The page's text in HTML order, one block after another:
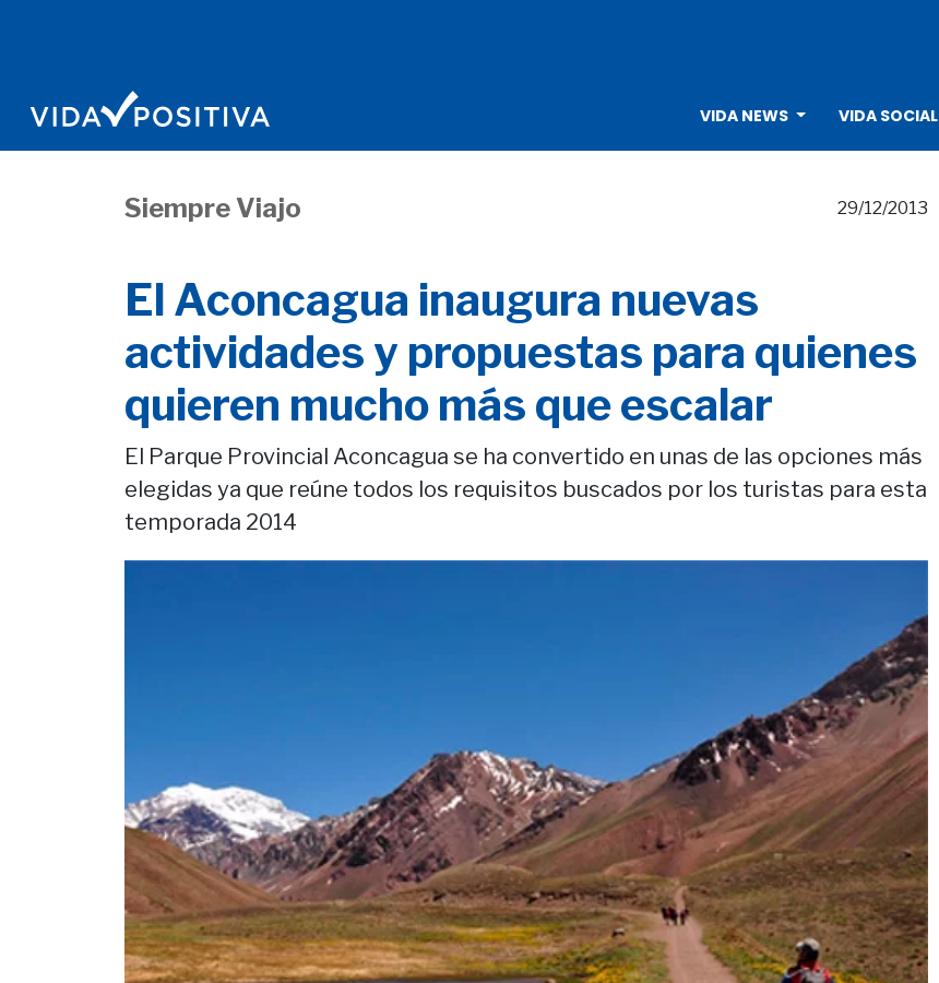
VIDA NEWS VIDA SOCIAL
Siempre Viajo 29/12/2013
El Aconcagua inaugura nuevas
actividades y propuestas para quienes
quieren mucho más que escalar
El Parque Provincial Aconcagua se ha convertido en unas de las opciones más
elegidas ya que reúne todos los requisitos buscados por los turistas para esta
temporada 2014